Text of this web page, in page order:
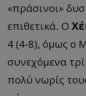
«πράσινοι»
επιθετικά. Ο
4 (4-8), όμως ο
συνεχόμενα
πολύ νωρίς